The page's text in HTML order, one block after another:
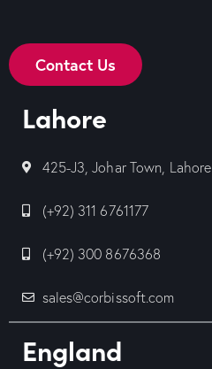
Contact Us
Lahore
425-J3, Johar Town, Lahore
(+92) 311 6761177
(+92) 300 8676368
sales@corbissoft.com
England